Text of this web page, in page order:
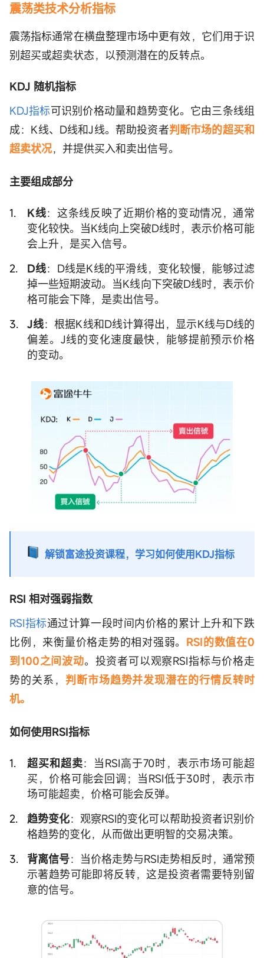
震荡类技术分析指标
震荡指标通常在横盘整理市场中更有效，它们用于识
别超买或超卖状态，以预测潜在的反转点。
KDJ 随机指标
KDJ指标可识别价格动量和趋势变化。它由三条线组
成：K线、D线和J线。帮助投资者判断市场的超买和
超卖状况，并提供买入和卖出信号。
主要组成部分
K线：这条线反映了近期价格的变动情况，通常
变化较快。当K线向上突破D线时，表示价格可能
会上升，是买入信号。
D线：D线是K线的平滑线，变化较慢，能够过滤
掉一些短期波动。当K线向下突破D线时，表示价
格可能会下降，是卖出信号。
J线：根据K线和D线计算得出，显示K线与D线的
偏差。J线的变化速度最快，能够提前预示价格
的变动。
解锁富途投资课程，学习如何使用KDJ指标
RSI 相对强弱指数
RSI指标通过计算一段时间内价格的累计上升和下跌
比例，来衡量价格走势的相对强弱。 RSI的数值在0
到100之间波动。投资者可以观察RSI指标与价格走
势的关系， 判断市场趋势并发现潜在的行情反转时
机。
如何使用RSI指标
超买和超卖：当RSI高于70时，表示市场可能超
买，价格可能会回调；当RSI低于30时，表示市
场可能超卖，价格可能会反弹。
趋势变化：观察RSI的变化可以帮助投资者识别价
格趋势的变化，从而做出更明智的交易决策。
背离信号：当价格走势与RSI走势相反时，通常预
示著趋势可能即将反转，这是投资者需要特别留
意的信号。